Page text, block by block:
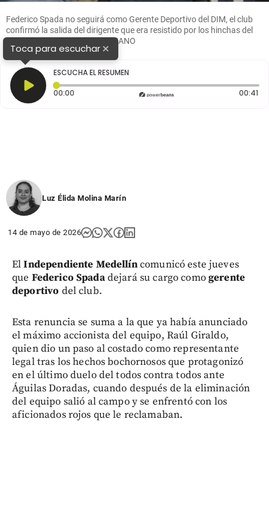
Federico Spada no seguirá como Gerente Deportivo del DIM, el club
confirmó la salida del dirigente que era resistido por los hinchas del
Poderoso. FOTO EL COLOMBIANO
Toca para escuchar×
ESCUCHA EL RESUMEN
00:00 Tiempo transcurrido: 0 segundos 00:41
Luz Élida Molina Marín
14 de mayo de 2026
ElIndependiente Medellíncomunicó este jueves
que Federico Spadadejará su cargo comogerente
deportivo del club.
Esta renuncia se suma a la que ya había anunciado
el máximo accionista del equipo, Raúl Giraldo,
quien dio un paso al costado como representante
legal tras los hechos bochornosos que protagonizó
en el último duelo del todos contra todos ante
Águilas Doradas, cuando después de la eliminación
del equipo salió al campo y se enfrentó con los
aficionados rojos que le reclamaban.